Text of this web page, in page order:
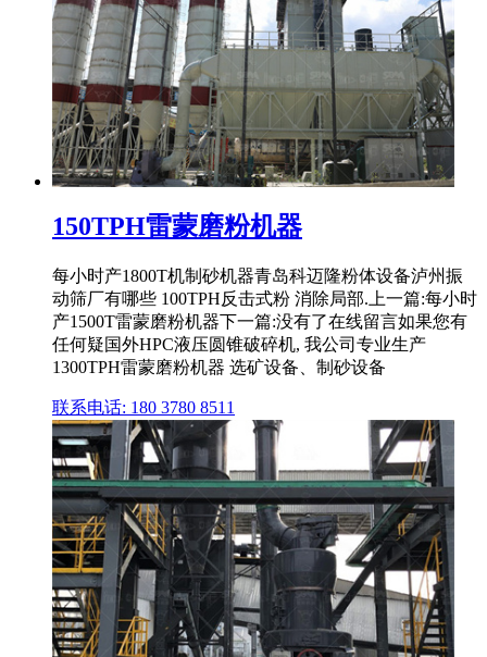
150TPH雷蒙磨粉机器
每小时产1800T机制砂机器青岛科迈隆粉体设备泸州振
动筛厂有哪些 100TPH反击式粉 消除局部.上一篇:每小时
产1500T雷蒙磨粉机器下一篇:没有了在线留言如果您有
任何疑国外HPC液压圆锥破碎机, 我公司专业生产
1300TPH雷蒙磨粉机器 选矿设备、制砂设备
联系电话: 180 3780 8511